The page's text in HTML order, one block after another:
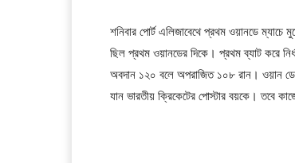
শনিবার পোর্ট এলিজাবেথে প্রথম ওয়ানডে
ছিল প্রথম ওয়ানডের দিকে। প্রথম ব্যাট করে
অবদান ১২০ বলে অপরাজিত ১০৮ রান। ওয়ান ডে
যান ভারতীয় ক্রিকেটের পোস্টার বয়কে। তবে